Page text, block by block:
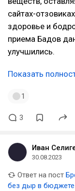
сайтах-
здоровье и
приема Бадов
улучшились.
Показать
1
3
Иван
30.08.2023
Ответ на пост
без дыр в бюджете